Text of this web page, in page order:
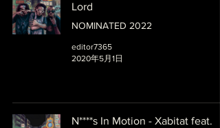
Lord
NOMINATED 2022
editor7365
2020年5月1日
N****s In Motion - Xabitat feat.